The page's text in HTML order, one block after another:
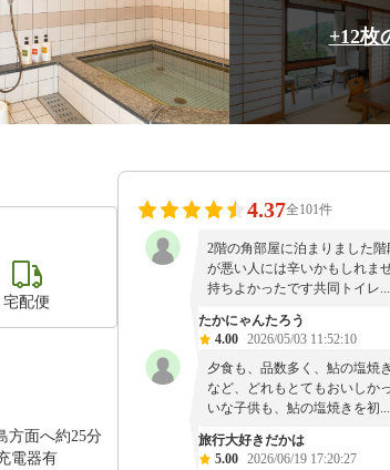
+12枚
宅配便
方面へ約25分
電器有
4.37全101件
2階の角部屋に泊まりました
が悪い人には辛いかもしれま
持ちよかったです共同トイレ...
たかにゃんたろう
4.00 2026/05/03 11:52:10
夕食も、品数多く、鮎の塩焼
など、どれもとてもおいしか
いな子供も、鮎の塩焼きを初...
旅行大好きだかは
5.00 2026/06/19 17:20:27